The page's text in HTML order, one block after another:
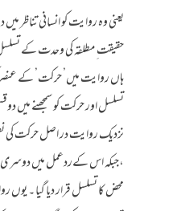
یعنی وہ روایت کو انسانی تناظر
حقیقت ِ مطلقہ کی وحدت کے
ہاں روایت میں’ حرکت’ کے
تسلسل اور حرکت کو سمجھنے میں
نزدیک روایت در اصل حرکت کی
،جبکہ اس کےردعمل میں دوسری
محض کا تسلسل قرار دیا گیا ۔